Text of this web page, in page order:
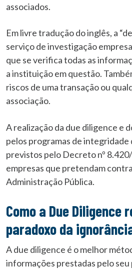
associados.
Em livre tradução do inglês, a
serviço de investigação
que se verifica todas as
a instituição em questão.
riscos de uma transação ou
associação.
A realização da due diligence e
pelos programas de integridade
previstos pelo Decreto nº
empresas que pretendam
Administração Pública.
Como a Due Diligence resolve o
paradoxo da
A due diligence é o melhor
informações prestadas pelo